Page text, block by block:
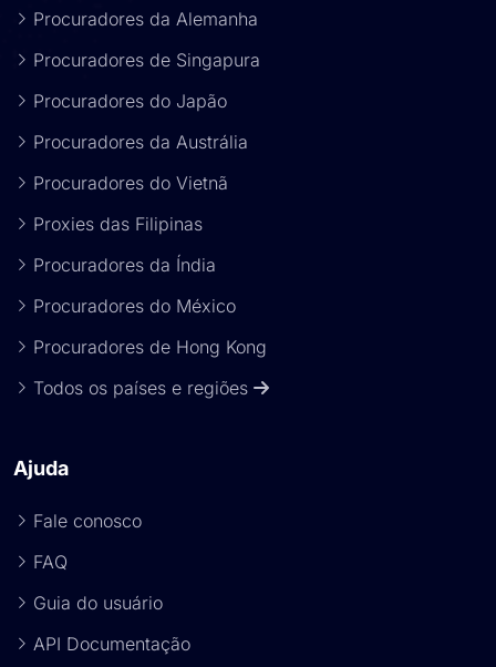
Procuradores da Alemanha
Procuradores de Singapura
Procuradores do Japão
Procuradores da Austrália
Procuradores do Vietnã
Proxies das Filipinas
Procuradores da Índia
Procuradores do México
Procuradores de Hong Kong
Todos os países e regiões
Ajuda
Fale conosco
FAQ
Guia do usuário
API Documentação